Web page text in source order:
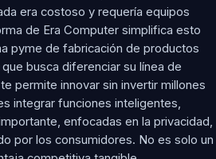
era costoso y requería equipos
de Era Computer simplifica esto
pyme de fabricación de productos
busca diferenciar su línea de
permite innovar sin invertir millones
integrar funciones inteligentes,
enfocadas en la privacidad,
por los consumidores. No es solo un